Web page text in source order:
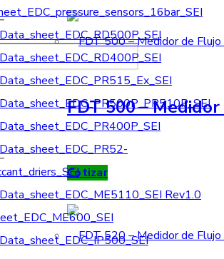
FDT 500 –
Cotizar
Data_sheet_EDC_RD500P_SEI
Data_sheet_EDC_RD400P_SEI
Data_sheet_EDC_PR515_Ex_SEI
Data_sheet_EDC_PR500P_PR510P_SEI
Data_sheet_EDC_PR400P_SEI
Data_sheet_EDC_PR52-
Data_sheet_EDC_ME5110_SEI Rev1.0
Data_sheet_EDC_IP500_SEI